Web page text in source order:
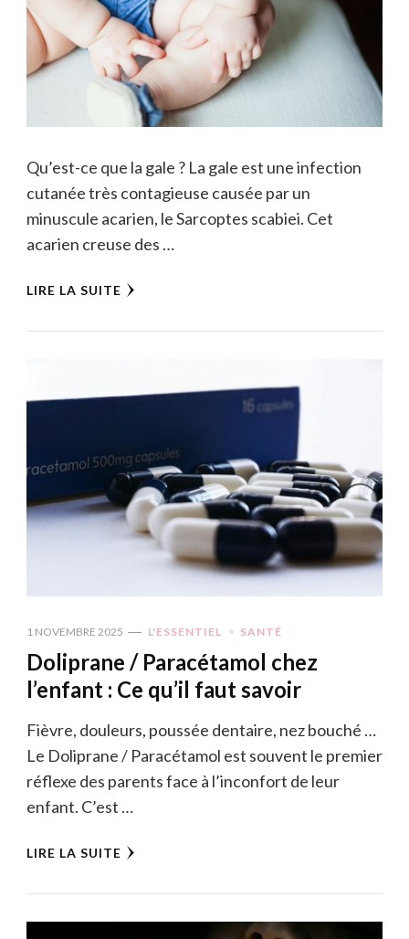
Qu’est-ce que la gale ? La gale est une infection
cutanée très contagieuse causée par un
minuscule acarien, le Sarcoptes scabiei. Cet
acarien creuse des …
LIRE LA SUITE
1 NOVEMBRE 2025 L'ESSENTIEL SANTÉ
Doliprane / Paracétamol chez
l’enfant : Ce qu’il faut savoir
Fièvre, douleurs, poussée dentaire, nez bouché …
Le Doliprane / Paracétamol est souvent le premier
réflexe des parents face à l’inconfort de leur
enfant. C’est …
LIRE LA SUITE